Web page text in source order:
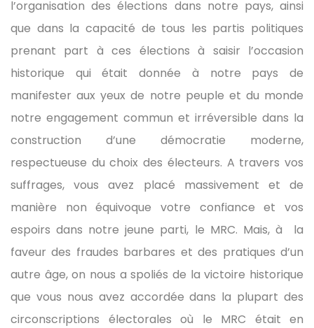
l’organisation des élections dans notre pays, ainsi
que dans la capacité de tous les partis politiques
prenant part à ces élections à saisir l’occasion
historique qui était donnée à notre pays de
manifester aux yeux de notre peuple et du monde
notre engagement commun et irréversible dans la
construction d’une démocratie moderne,
respectueuse du choix des électeurs. A travers vos
suffrages, vous avez placé massivement et de
manière non équivoque votre confiance et vos
espoirs dans notre jeune parti, le MRC. Mais, à la
faveur des fraudes barbares et des pratiques d’un
autre âge, on nous a spoliés de la victoire historique
que vous nous avez accordée dans la plupart des
circonscriptions électorales où le MRC était en